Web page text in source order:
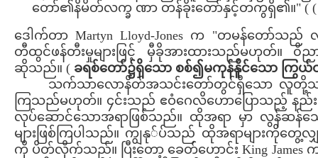
တော်၏နိမိတ်လက္ခ ဏာ တန်ခိုးတော်နှင့်တကွရှိ၏။" ( (
ဒေါက်တာ Martyn Lloyd-Jones က "တမန်တေ
တီထွင်ဖန်တီးမှုများဖြင့် မှီခိုအားထားသည်မဟုတ်။
ဆိုသည်။ ( ခရစ်တော်၌ရှိသော စစ်၍မကုန်နိူင်သော ကြွယ်ဝ
သက်သာလောနိတ်အသင်းတော်တွင်ရှိသော လူတို့သ
ကြသည်မဟုတ်။ ၄င်းသည် ဧဝံဂေလိဟောပြောသည့် နည်း
လုပ်ဆောင်သောအရာဖြစ်သည်။ ထိုအရာ မှာ လွန်ဆန်သ
များဖြစ်ကြပါသည်။ ကျွနု်ပ်သည် ထိုအရာများကိုတွေ့
ကို ပိတ်လိုက်သည်။ ပြီးတော့ ခေတ်ဟောင်း King